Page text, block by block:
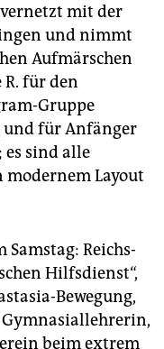
mit der
und nimmt
Aufmärschen
für den
Gruppe
und für Anfänger
es sind alle
Layout
Samstag: Reichs­
Hilfsdienst“,
Bewegung,
beim extrem